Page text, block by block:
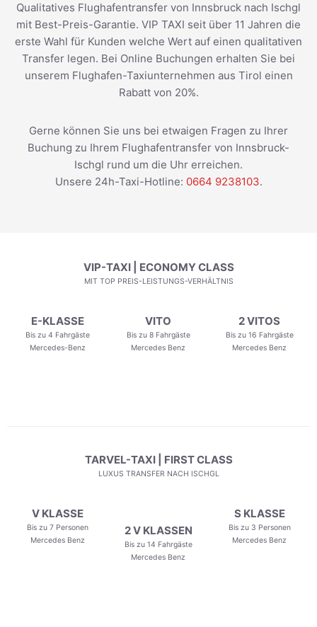
Qualitatives Flughafentransfer von Innsbruck nach Ischgl
mit Best-Preis-Garantie. VIP TAXI seit über 11 Jahren die
erste Wahl für Kunden welche Wert auf einen qualitativen
Transfer legen. Bei Online Buchungen erhalten Sie bei
unserem Flughafen-Taxiunternehmen aus Tirol einen
Rabatt von 20%.
Gerne können Sie uns bei etwaigen Fragen zu Ihrer
Buchung zu Ihrem Flughafentransfer von Innsbruck-
Ischgl rund um die Uhr erreichen.
Unsere 24h-Taxi-Hotline: 0664 9238103.
VIP-TAXI | ECONOMY CLASS
MIT TOP PREIS-LEISTUNGS-VERHÄLTNIS
E-KLASSE
Bis zu 4 Fahrgäste
Mercedes-Benz
VITO
Bis zu 8 Fahrgäste
Mercedes Benz
2 VITOS
Bis zu 16 Fahrgäste
Mercedes Benz
TARVEL-TAXI | FIRST CLASS
LUXUS TRANSFER NACH ISCHGL
V KLASSE
Bis zu 7 Personen
Mercedes Benz
2 V KLASSEN
Bis zu 14 Fahrgäste
Mercedes Benz
S KLASSE
Bis zu 3 Personen
Mercedes Benz